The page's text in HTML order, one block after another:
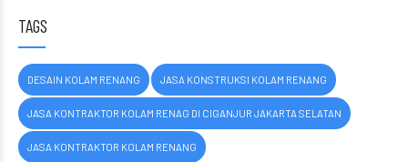
TAGS
DESAIN KOLAM RENANG JASA KONSTRUKSI KOLAM RENANG
JASA KONTRAKTOR KOLAM RENAG DI CIGANJUR JAKARTA SELATAN
JASA KONTRAKTOR KOLAM RENANG